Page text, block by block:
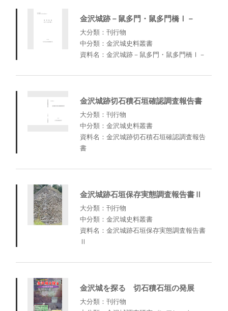
金沢城跡－鼠多門・鼠多門橋Ⅰ－
大分類：刊行物
中分類：金沢城史料叢書
資料名：金沢城跡－鼠多門・鼠多門橋Ⅰ－
金沢城跡切石積石垣確認調査報告書
大分類：刊行物
中分類：金沢城史料叢書
資料名：金沢城跡切石積石垣確認調査報告
書
金沢城跡石垣保存実態調査報告書Ⅱ
大分類：刊行物
中分類：金沢城史料叢書
資料名：金沢城跡石垣保存実態調査報告書
Ⅱ
金沢城を探る 切石積石垣の発展
大分類：刊行物